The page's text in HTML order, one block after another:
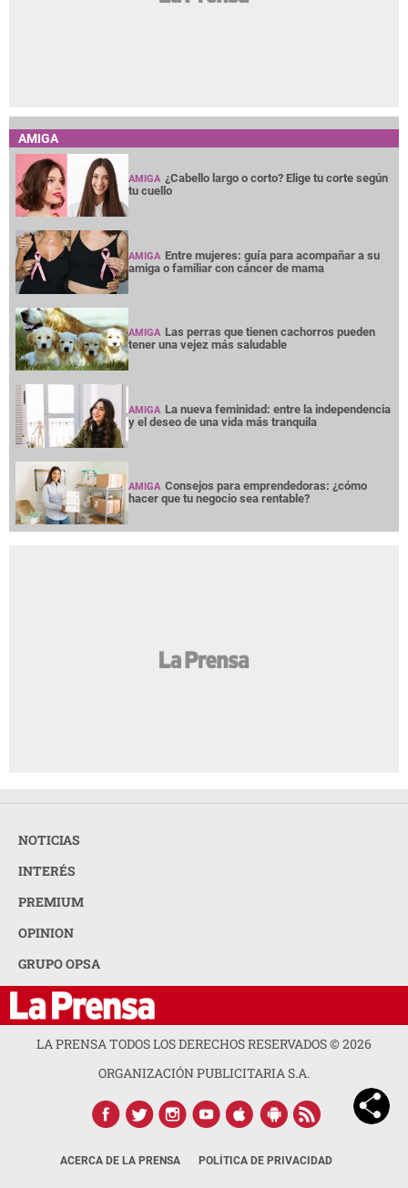
AMIGA
AMIGA ¿Cabello largo o corto? Elige tu corte según
tu cuello
AMIGA Entre mujeres: guía para acompañar a su
amiga o familiar con cáncer de mama
AMIGA Las perras que tienen cachorros pueden
tener una vejez más saludable
AMIGA La nueva feminidad: entre la independencia
y el deseo de una vida más tranquila
AMIGA Consejos para emprendedoras: ¿cómo
hacer que tu negocio sea rentable?
NOTICIAS
INTERÉS
PREMIUM
OPINION
GRUPO OPSA
LA PRENSA TODOS LOS DERECHOS RESERVADOS ©2026
ORGANIZACIÓN PUBLICITARIA S.A.
ACERCA DE LA PRENSA POLÍTICA DE PRIVACIDAD